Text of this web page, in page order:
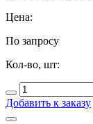
Цена:
По запросу
Кол-во, шт:
Добавить к заказу